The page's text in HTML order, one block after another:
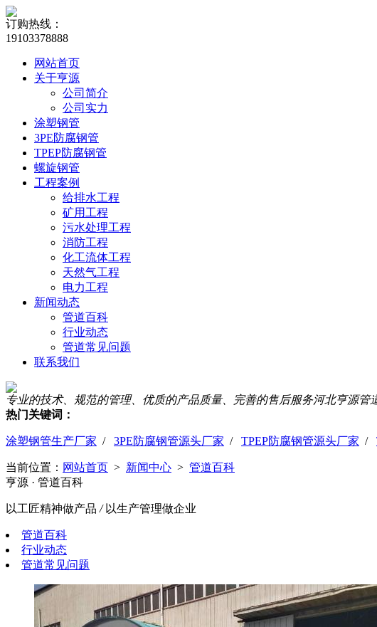
订购热线：
19103378888
网站首页
关于亨源
公司简介
公司实力
涂塑钢管
3PE防腐钢管
TPEP防腐钢管
螺旋钢管
工程案例
给排水工程
矿用工程
污水处理工程
消防工程
化工流体工程
天然气工程
电力工程
新闻动态
管道百科
行业动态
管道常见问题
联系我们
专业的技术、规范的管理、优质的产品质量、完善的售后服务河北亨源管
热门关键词：
涂塑钢管生产厂家 / 3PE防腐钢管源头厂家 / TPEP防腐钢管源头厂家 /
当前位置： 网站首页 > 新闻中心 > 管道百科
亨源 · 管道百科
以工匠精神做产品 /以生产管理做企业
管道百科
行业动态
管道常见问题